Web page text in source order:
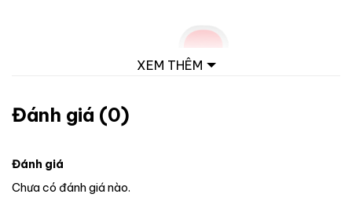
XEM THÊM
Đánh giá (0)
Đánh giá
Chưa có đánh giá nào.